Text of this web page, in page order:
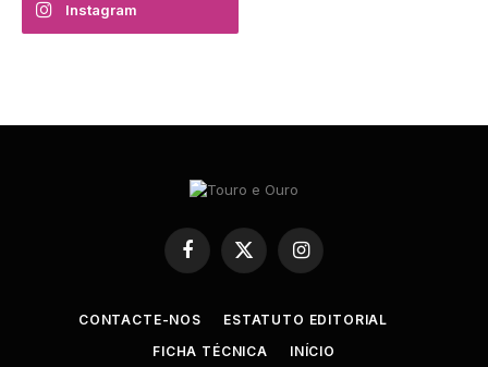
Instagram
Facebook
X
Instagram
CONTACTE-NOS
ESTATUTO EDITORIAL
FICHA TÉCNICA
INÍCIO